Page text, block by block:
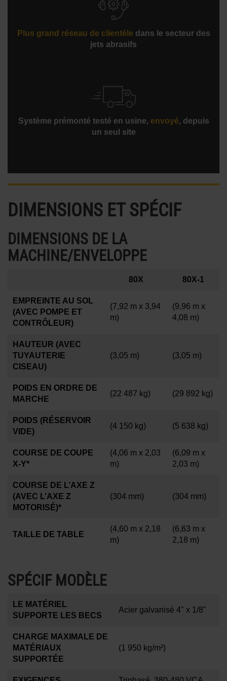
Plus grand réseau de clientèle dans le secteur des
jets abrasifs
Système prémonté testé en usine, envoyé, depuis
un seul site
DIMENSIONS ET SPÉCIF
DIMENSIONS DE LA
MACHINE/ENVELOPPE
80X 80X-1
EMPREINTE AU SOL
(AVEC POMPE ET
CONTRÔLEUR)
(7,92 m x 3,94
m)
(9,96 m x
4,08 m)
HAUTEUR (AVEC
TUYAUTERIE
CISEAU)
(3,05 m) (3,05 m)
POIDS EN ORDRE DE
MARCHE
(22 487 kg) (29 892 kg)
POIDS (RÉSERVOIR
VIDE)
(4 150 kg) (5 638 kg)
COURSE DE COUPE
X-Y*
(4,06 m x 2,03
m)
(6,09 m x
2,03 m)
COURSE DE L’AXE Z
(AVEC L’AXE Z
MOTORISÉ)*
(304 mm) (304 mm)
TAILLE DE TABLE
(4,60 m x 2,18
m)
(6,63 m x
2,18 m)
SPÉCIF MODÈLE
LE MATÉRIEL
SUPPORTE LES BECS
Acier galvanisé 4" x 1/8"
CHARGE MAXIMALE DE
MATÉRIAUX
SUPPORTÉE
(1 950 kg/m²)